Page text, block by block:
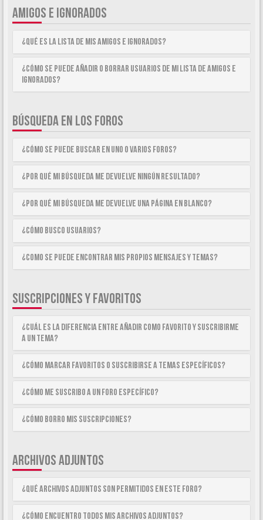
AMIGOS E IGNORADOS
¿Qué es la lista de Mis Amigos e Ignorados?
¿Cómo se puede añadir o borrar usuarios de mi lista de Amigos e
Ignorados?
BÚSQUEDA EN LOS FOROS
¿Cómo se puede buscar en uno o varios foros?
¿Por qué mi búsqueda me devuelve ningún resultado?
¿Por qué mi búsqueda me devuelve una página en blanco?
¿Cómo busco usuarios?
¿Como se puede encontrar mis propios mensajes y temas?
SUSCRIPCIONES Y FAVORITOS
¿Cuál es la diferencia entre añadir como Favorito y suscribirme
a un tema?
¿Cómo marcar Favoritos o suscribirse a temas específicos?
¿Cómo me suscribo a un foro específico?
¿Cómo borro mis suscripciones?
ARCHIVOS ADJUNTOS
¿Qué archivos adjuntos son permitidos en este foro?
¿Cómo encuentro todos mis archivos adjuntos?